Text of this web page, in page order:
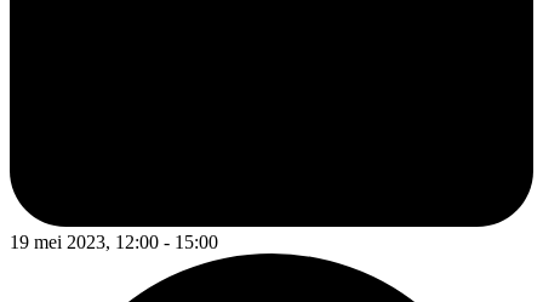
19 mei 2023, 12:00 - 15:00